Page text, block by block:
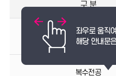
구 분
단일전공
복수전공